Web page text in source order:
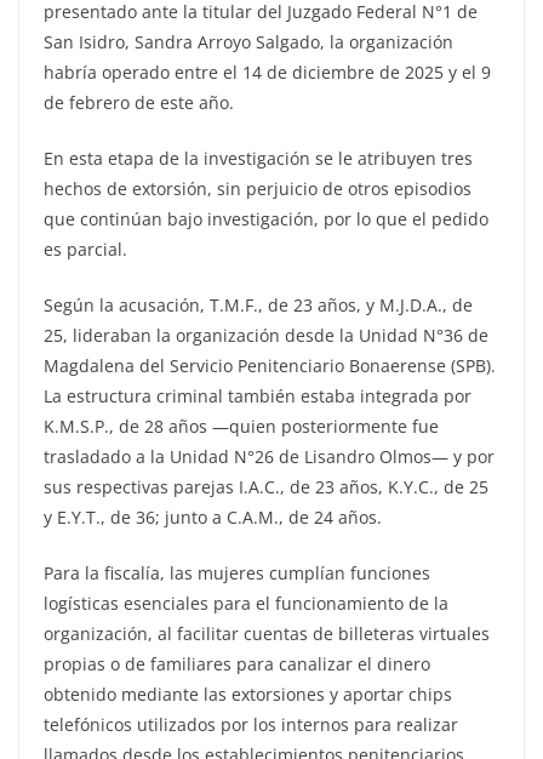
presentado ante la titular del Juzgado Federal N°1 de
San Isidro, Sandra Arroyo Salgado, la organización
habría operado entre el 14 de diciembre de 2025 y el 9
de febrero de este año.
En esta etapa de la investigación se le atribuyen tres
hechos de extorsión, sin perjuicio de otros episodios
que continúan bajo investigación, por lo que el pedido
es parcial.
Según la acusación, T.M.F., de 23 años, y M.J.D.A., de
25, lideraban la organización desde la Unidad N°36 de
Magdalena del Servicio Penitenciario Bonaerense (SPB).
La estructura criminal también estaba integrada por
K.M.S.P., de 28 años —quien posteriormente fue
trasladado a la Unidad N°26 de Lisandro Olmos— y por
sus respectivas parejas I.A.C., de 23 años, K.Y.C., de 25
y E.Y.T., de 36; junto a C.A.M., de 24 años.
Para la fiscalía, las mujeres cumplían funciones
logísticas esenciales para el funcionamiento de la
organización, al facilitar cuentas de billeteras virtuales
propias o de familiares para canalizar el dinero
obtenido mediante las extorsiones y aportar chips
telefónicos utilizados por los internos para realizar